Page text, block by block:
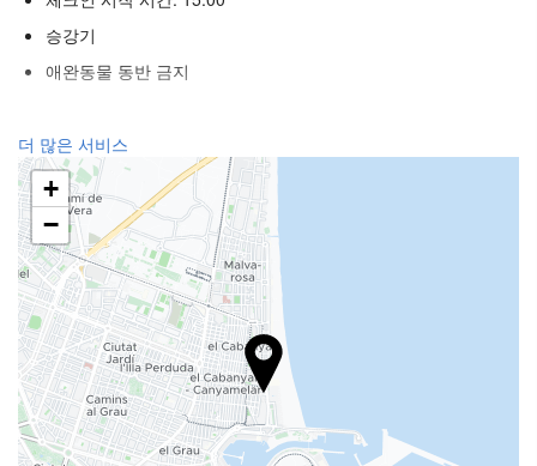
승강기
애완동물 동반 금지
웰니스
스파
터키식 목욕탕
사우나
헬스 클럽
푸드 & 베버리지
일품요리 레스토랑
바
더 많은 서비스
+
−